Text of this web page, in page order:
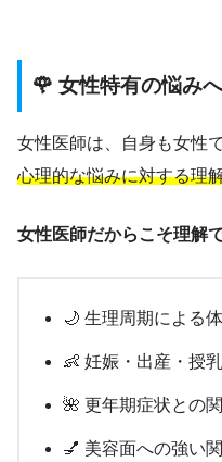
🌹 女性特有の悩み
女性医師は、自身も女性
心理的な悩みに対する理
女性医師だからこそ理解
🌙 生理周期による
👶 妊娠・出産・授
🌺 更年期症状との
💅 美容面への強い